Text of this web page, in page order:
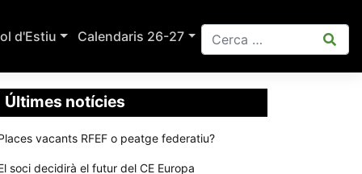
d'Estiu Calendaris 26-27
Últimes notícies
vacants RFEF o peatge federatiu?
soci decidirà el futur del CE Europa